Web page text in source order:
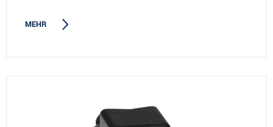
MEHR